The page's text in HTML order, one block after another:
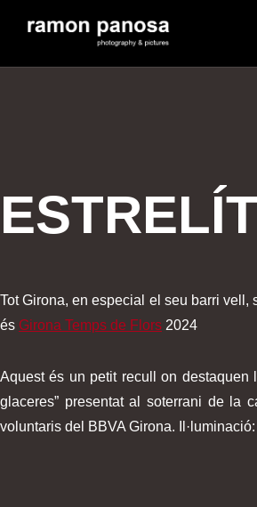
Tot Girona, en especial el seu barri
és Girona Temps de Flors 2024
Aquest és un petit recull on destaquen
glaceres” presentat al soterrani de la
voluntaris del BBVA Girona.